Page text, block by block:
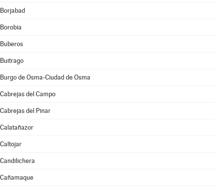
Borjabad
Borobia
Buberos
Buitrago
Burgo de Osma-Ciudad de Osma
Cabrejas del Campo
Cabrejas del Pinar
Calatañazor
Caltojar
Candilichera
Cañamaque